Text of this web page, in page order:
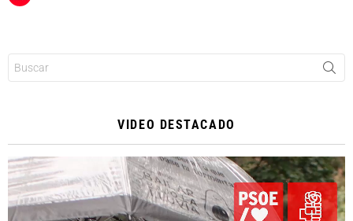
VIDEO DESTACADO
Reproductor
de
vídeo